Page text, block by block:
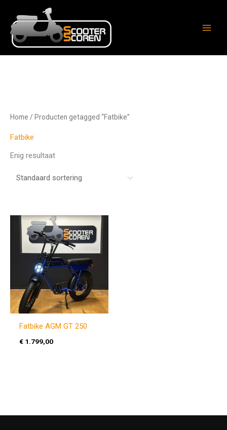
naar
inhoud
Home / Producten getagged “Fatbike”
Fatbike
Enig resultaat
Fatbike AGM GT 250
€ 1.799,00